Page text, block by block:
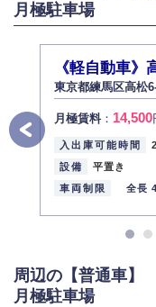
採用に関する回答、情報の提供
弊社は取り扱う個人情報
適切かつ安全に管理します
4.個人情報の第三者提供
法的義務など正当な理由
情報をご本人の同意なく第
5.個人情報の開示・訂正
お客様ご本人から自己の
ん）。
また、個人情報の内容に
6.個人情報管理の社内教育
弊社社員全員が、個人情報
月極駐車場
《軽自動車》
東京都練馬区高松
月極賃料： 14,500
入出庫可能時間
設備
平置き
車両制限
全長
周辺の【普通車】
月極駐車場